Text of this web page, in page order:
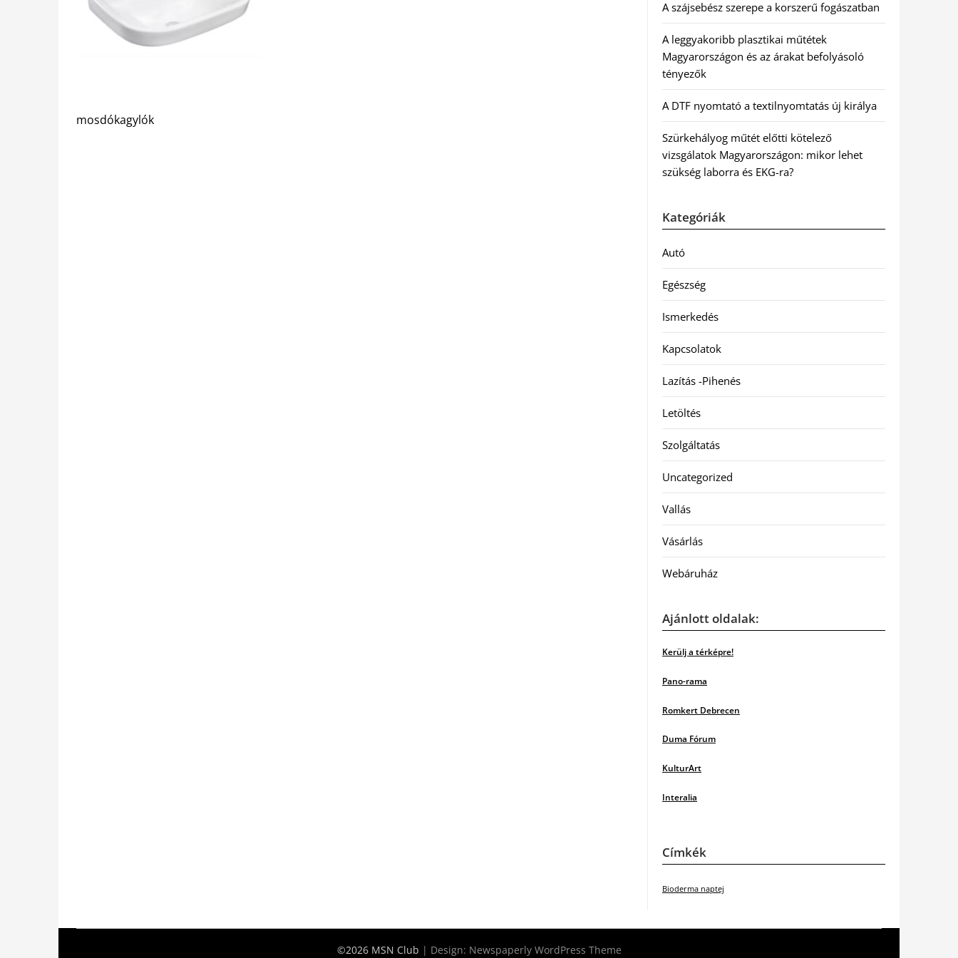
mosdókagylók
A szájsebész szerepe a korszerű fogászatban
A leggyakoribb plasztikai műtétek
Magyarországon és az árakat befolyásoló
tényezők
A DTF nyomtató a textilnyomtatás új királya
Szürkehályog műtét előtti kötelező
vizsgálatok Magyarországon: mikor lehet
szükség laborra és EKG-ra?
Kategóriák
Autó
Egészség
Ismerkedés
Kapcsolatok
Lazítás -Pihenés
Letöltés
Szolgáltatás
Uncategorized
Vallás
Vásárlás
Webáruház
Ajánlott oldalak:
Kerülj a térképre!
Pano-rama
Romkert Debrecen
Duma Fórum
KulturArt
Interalia
Címkék
Bioderma naptej
©2026 MSN Club | Design: Newspaperly WordPress Theme